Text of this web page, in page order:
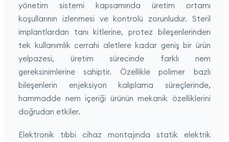
yönetim sistemi kapsamında üretim ortamı
koşullarının izlenmesi ve kontrolü zorunludur. Steril
implantlardan tanı kitlerine, protez bileşenlerinden
tek kullanımlık cerrahi aletlere kadar geniş bir ürün
yelpazesi, üretim sürecinde farklı nem
gereksinimlerine sahiptir. Özellikle polimer bazlı
bileşenlerin enjeksiyon kalıplama süreçlerinde,
hammadde nem içeriği ürünün mekanik özelliklerini
doğrudan etkiler.
Elektronik tıbbi cihaz montajında statik elektrik